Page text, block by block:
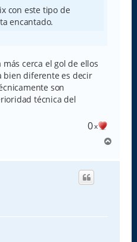
con este tipo de
encantado.
cerca el gol de ellos
bien diferente es decir
son
técnica del
0x
r